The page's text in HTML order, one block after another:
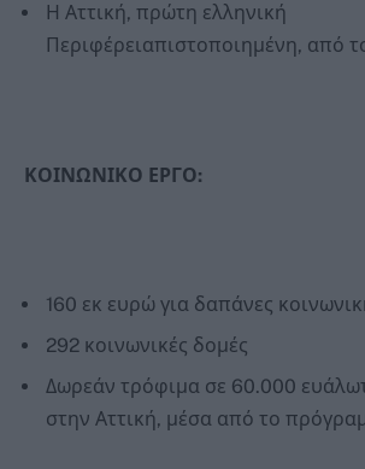
Η Αττική, πρώτη ελληνική
Περιφέρειαπιστοποιημένη, από
ΚΟΙΝΩΝΙΚΟ ΕΡΓΟ:
160 εκ ευρώ για δαπάνες
292 κοινωνικές δομές
Δωρεάν τρόφιμα σε 60.000
στην Αττική, μέσα από το